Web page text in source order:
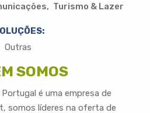
Turismo & Lazer
Outras
SOMOS
é uma empresa de
somos líderes na oferta de